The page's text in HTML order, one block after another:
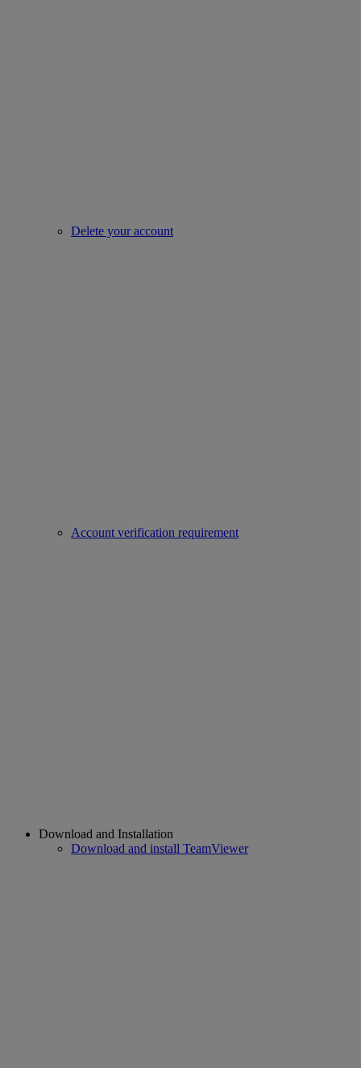
Delete your account
Account verification requirement
Download and Installation
Download and install TeamViewer